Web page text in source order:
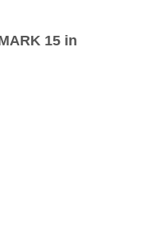
15 in